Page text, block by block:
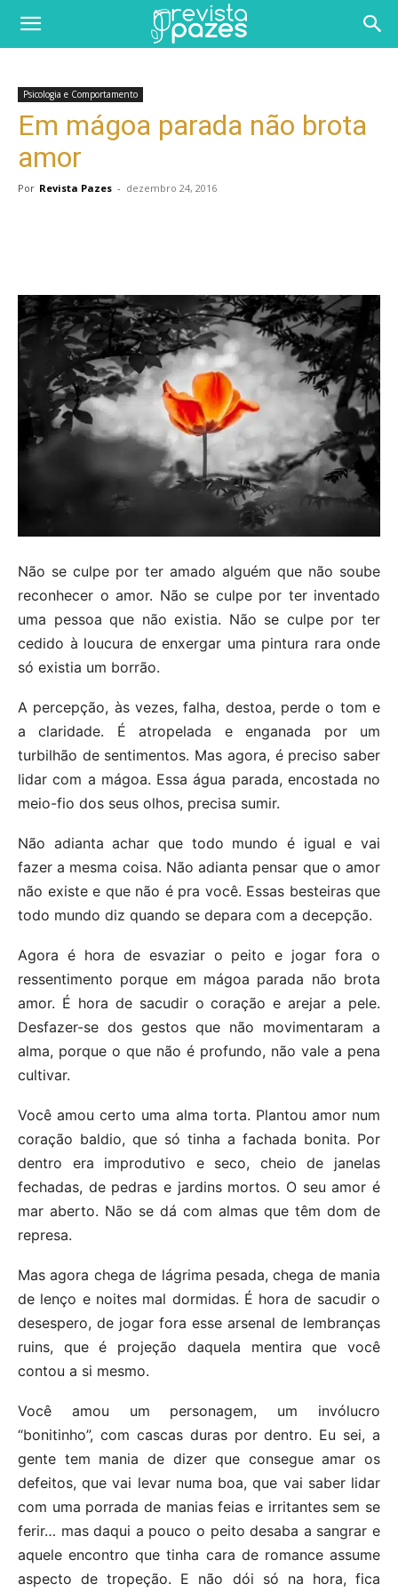
Psicologia e Comportamento
Em mágoa parada não brota
amor
Por Revista Pazes - dezembro 24, 2016
Não se culpe por ter amado alguém que não soube
reconhecer o amor. Não se culpe por ter inventado
uma pessoa que não existia. Não se culpe por ter
cedido à loucura de enxergar uma pintura rara onde
só existia um borrão.
A percepção, às vezes, falha, destoa, perde o tom e
a claridade. É atropelada e enganada por um
turbilhão de sentimentos. Mas agora, é preciso saber
lidar com a mágoa. Essa água parada, encostada no
meio-fio dos seus olhos, precisa sumir.
Não adianta achar que todo mundo é igual e vai
fazer a mesma coisa. Não adianta pensar que o amor
não existe e que não é pra você. Essas besteiras que
todo mundo diz quando se depara com a decepção.
Agora é hora de esvaziar o peito e jogar fora o
ressentimento porque em mágoa parada não brota
amor. É hora de sacudir o coração e arejar a pele.
Desfazer-se dos gestos que não movimentaram a
alma, porque o que não é profundo, não vale a pena
cultivar.
Você amou certo uma alma torta. Plantou amor num
coração baldio, que só tinha a fachada bonita. Por
dentro era improdutivo e seco, cheio de janelas
fechadas, de pedras e jardins mortos. O seu amor é
mar aberto. Não se dá com almas que têm dom de
represa.
Mas agora chega de lágrima pesada, chega de mania
de lenço e noites mal dormidas. É hora de sacudir o
desespero, de jogar fora esse arsenal de lembranças
ruins, que é projeção daquela mentira que você
contou a si mesmo.
Você amou um personagem, um invólucro
“bonitinho”, com cascas duras por dentro. Eu sei, a
gente tem mania de dizer que consegue amar os
defeitos, que vai levar numa boa, que vai saber lidar
com uma porrada de manias feias e irritantes sem se
ferir… mas daqui a pouco o peito desaba a sangrar e
aquele encontro que tinha cara de romance assume
aspecto de tropeção. E não dói só na hora, fica